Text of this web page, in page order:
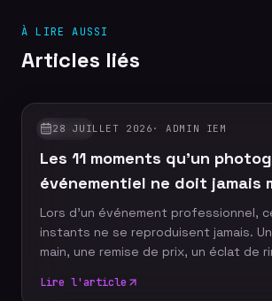
À LIRE AUSSI
Articles liés
GUIDES
28 JUILLET 2026 ·ADMIN IEM
Les 11 moments qu'un
événementiel ne doit jamais
Lors d'un événement professionnel,
instants ne se reproduisent jamais.
main, une remise de prix, un éclat de
emblématiques de votre
Lire l'article